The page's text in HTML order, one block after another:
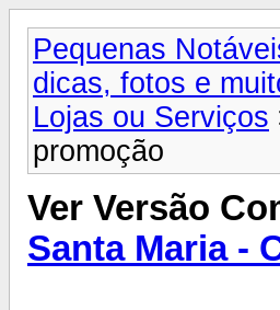
Pequenas
dicas, fotos e
Lojas ou Serviços
promoção
Ver Versão
Santa Maria -